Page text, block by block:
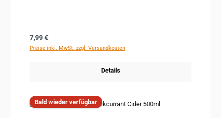
Regulärer Preis:
7,99 €
Preise inkl. MwSt. zzgl. Versandkosten
Details
Bald wieder verfügbar